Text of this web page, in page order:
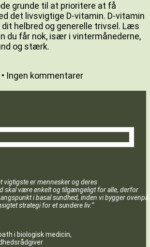
grunde til at prioritere at få
det livsvigtige D-vitamin. D-vitamin
helbred og generelle trivsel. Læs
du får nok, især i vintermånederne,
og stærk.
Ingen kommentarer
vigtigste er mennesker og deres
skal være enkelt og tilgængeligt for alle, derfor
i basal sundhed, inden vi bygger ovenpå
strategi for et sundere liv.”
i biologisk medicin,